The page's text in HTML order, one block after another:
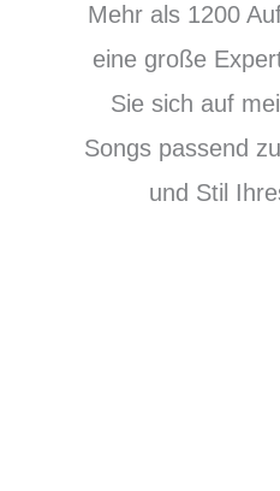
Mehr als 1200
eine große
Sie sich auf
Songs passend
und Stil